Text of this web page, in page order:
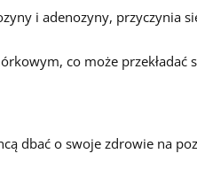
i adenozyny, przyczynia
co może przekładać
dbać o swoje zdrowie na